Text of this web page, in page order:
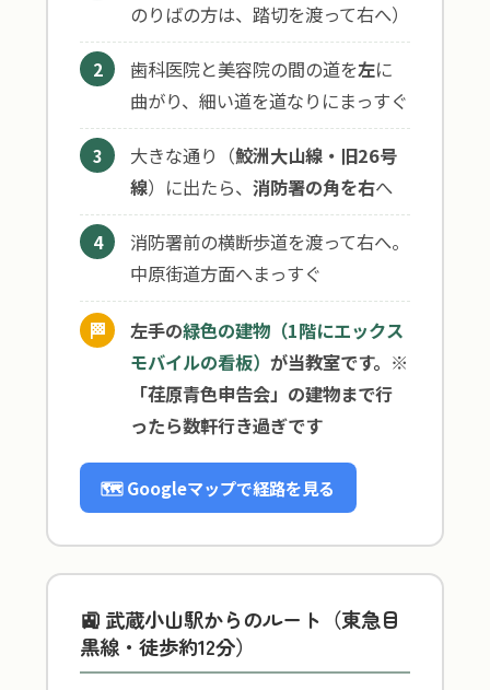
のりばの方は、踏切を渡って右へ）
2 歯科医院と美容院の間の道を左に
曲がり、細い道を道なりにまっすぐ
3 大きな通り（鮫洲大山線・旧26号
線）に出たら、消防署の角を右へ
4
消防署前の横断歩道を渡って右へ。
中原街道方面へまっすぐ
🏁 左手の緑色の建物（1階にエックス
モバイルの看板）が当教室です。※
「荏原青色申告会」の建物まで行
ったら数軒行き過ぎです
🗺 Googleマップで経路を見る
🚉 武蔵小山駅からのルート（東急目
黒線・徒歩約12分）